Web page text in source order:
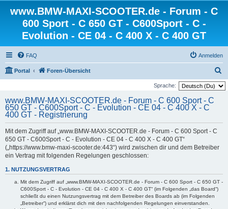
www.BMW-MAXI-SCOOTER.de - Forum - C
600 Sport - C 650 GT - C600Sport - C -
Evolution - CE 04 - C 400 X - C 400 GT
FAQ Anmelden
Portal Foren-Übersicht
u
Sprache:
www.BMW-MAXI-SCOOTER.de - Forum - C 600 Sport - C
650 GT - C600Sport - C - Evolution - CE 04 - C 400 X - C
400 GT - Registrierung
Mit dem Zugriff auf „www.BMW-MAXI-SCOOTER.de - Forum - C 600 Sport - C
650 GT - C600Sport - C - Evolution - CE 04 - C 400 X - C 400 GT“
(„https://www.bmw-maxi-scooter.de:443“) wird zwischen dir und dem Betreiber
ein Vertrag mit folgenden Regelungen geschlossen:
1. NUTZUNGSVERTRAG
Mit dem Zugriff auf „www.BMW-MAXI-SCOOTER.de - Forum - C 600 Sport - C 650 GT -
C600Sport - C - Evolution - CE 04 - C 400 X - C 400 GT“ (im Folgenden „das Board“)
schließt du einen Nutzungsvertrag mit dem Betreiber des Boards ab (im Folgenden
„Betreiber“) und erklärst dich mit den nachfolgenden Regelungen einverstanden.